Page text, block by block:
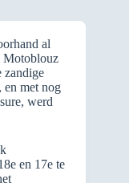
al
Motoblouz
zandige
en met nog
werd
en 17e te